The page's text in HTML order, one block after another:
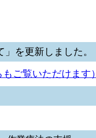
を更新しました。
もご覧いただけます）